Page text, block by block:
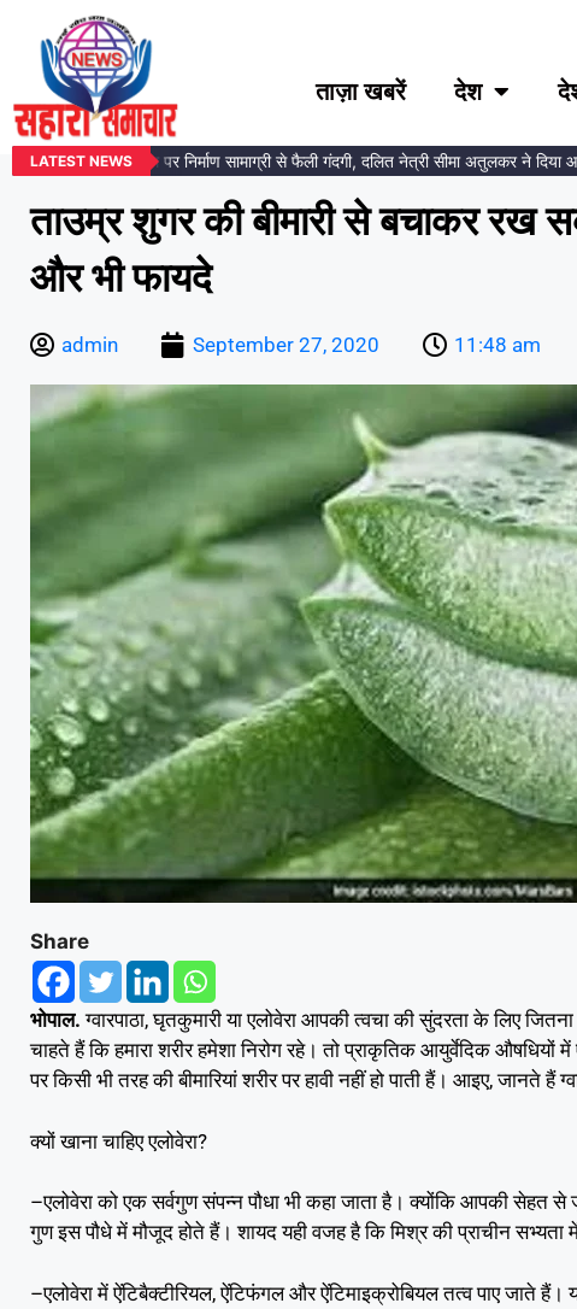
ताज़ा खबरें देश
LATEST NEWS
प्रतिमा स्थल पर निर्माण सामाग्री से फैली गंदगी, दलित नेत्री सीमा अतुलकर ने दिया
ताउम्र शुगर की बीमारी से बचाकर रख
और भी फायदे
admin September 27, 2020 11:48 am
Share
भोपाल. ग्वारपाठा,घृतकुमारी या एलोवेरा आपकी त्वचा की सुंदरता के लिए जितना
चाहते हैं कि हमारा शरीर हमेशा निरोग रहे। तो प्राकृतिक आयुर्वेदिक औषधियों
पर किसी भी तरह की बीमारियां शरीर पर हावी नहीं हो पाती हैं। आइए,जानते हैं
क्यों खाना चाहिए एलोवेरा?
–एलोवेरा को एक सर्वगुण संपन्न पौधा भी कहा जाता है। क्योंकि आपकी सेहत से
गुण इस पौधे में मौजूद होते हैं। शायद यही वजह है कि मिश्र की प्राचीन सभ्यता
–एलोवेरा में ऐंटिबैक्टीरियल,ऐंटिफंगल और ऐंटिमाइक्रोबियल तत्व पाए जाते हैं।